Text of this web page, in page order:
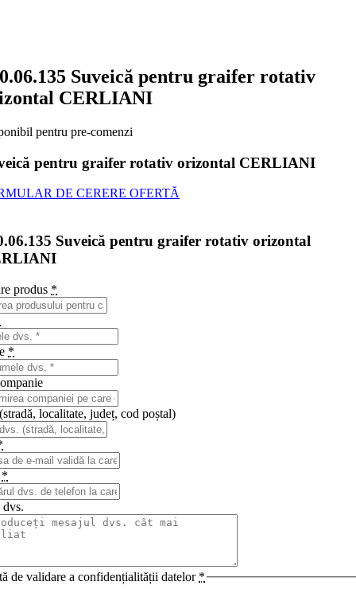
Suveică pentru graifer rotativ
CERLIANI
pentru pre-comenzi
pentru graifer rotativ orizontal CERLIANI
DE CERERE OFERTĂ
Suveică pentru graifer rotativ orizontal
produs *
*
localitate, județ, cod poștal)
*
de validare a confidențialității datelor *